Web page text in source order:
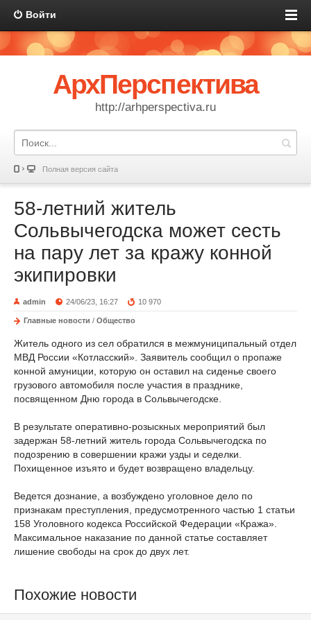
Войти
АрхПерспектива
http://arhperspectiva.ru
Полная версия сайта
58-летний житель
Сольвычегодска может сесть
на пару лет за кражу конной
экипировки
admin 24/06/23, 16:27 10 970
Главные новости / Общество
Житель одного из сел обратился в межмуниципальный отдел
МВД России «Котласский». Заявитель сообщил о пропаже
конной амуниции, которую он оставил на сиденье своего
грузового автомобиля после участия в празднике,
посвященном Дню города в Сольвычегодске.
В результате оперативно-розыскных мероприятий был
задержан 58-летний житель города Сольвычегодска по
подозрению в совершении кражи узды и седелки.
Похищенное изъято и будет возвращено владельцу.
Ведется дознание, а возбуждено уголовное дело по
признакам преступления, предусмотренного частью 1 статьи
158 Уголовного кодекса Российской Федерации «Кража».
Максимальное наказание по данной статье составляет
лишение свободы на срок до двух лет.
Похожие новости